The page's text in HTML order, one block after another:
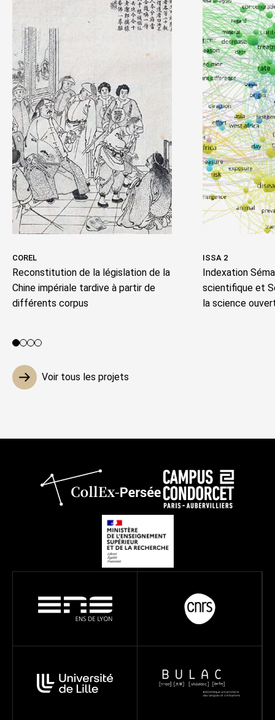
Voir tous les projets
COREL
Reconstitution de la législation de la
Chine impériale tardive à partir de
différents corpus
ISSA 2
Indexation
scientifique et
la science
Voir le projet 1
Voir le projet 2
Voir le projet 3
Voir le projet 4